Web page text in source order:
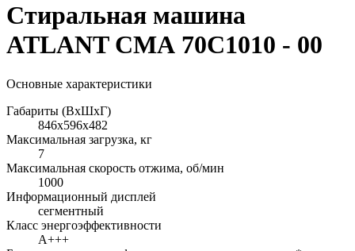
Стиральная машина
ATLANT СМА 70С1010 - 00
Основные характеристики
Габариты (ВхШхГ)
846x596x482
Максимальная загрузка, кг
7
Максимальная скорость отжима, об/мин
1000
Информационный дисплей
сегментный
Класс энергоэффективности
A+++